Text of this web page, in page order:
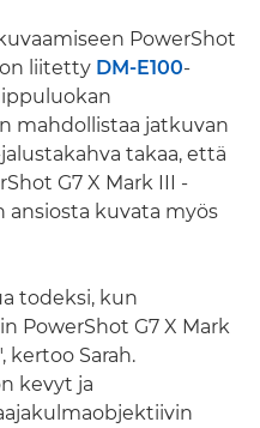
PowerShot
liitetty DM-E100-
mahdollistaa jatkuvan
takaa, että
G7 X Mark III -
ansiosta kuvata myös
todeksi, kun
PowerShot G7 X Mark
kertoo Sarah.
kevyt ja